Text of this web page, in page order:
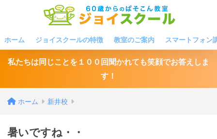
ホーム ジョイスクールの特徴 教室のご案内 スマートフォン
私たちは同じことを１００回聞かれても笑顔でお答えしま
す！
ホーム 新井校
暑いですね・・